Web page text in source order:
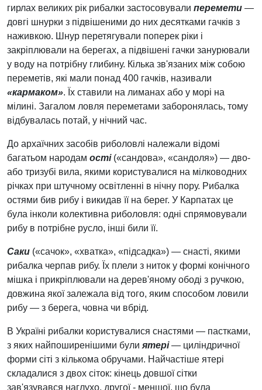
гирлах великих рік рибалки застосовували перемети —
довгі шнурки з підвішеними до них десятками гачків з
наживкою. Шнур перетягували поперек ріки і
закріплювали на берегах, а підвішені гачки занурювали
у воду на потрібну глибину. Кілька зв'язаних між собою
переметів, які мали понад 400 гачків, називали
«кармаком». Їх ставили на лиманах або у морі на
мілині. Загалом ловля переметами заборонялась, тому
відбувалась потай, у нічний час.
До архаїчних засобів риболовлі належали відомі
багатьом народам ості(«сандова», «сандоля») — дво-
або тризубі вила, якими користувалися на мілководних
річках при штучному освітленні в нічну пору. Рибалка
остями бив рибу і викидав її на берег. У Карпатах це
була інколи колективна риболовля: одні спрямовували
рибу в потрібне русло, інші били її.
Саки («сачок», «хватка», «підсадка») — снасті, якими
рибалка черпав рибу. Їх плели з ниток у формі конічного
мішка і прикріплювали на дерев'яному ободі з ручкою,
довжина якої залежала від того, яким способом ловили
рибу — з берега, човна чи вбрід.
В Україні рибалки користувалися снастями — пастками,
з яких найпоширенішими були ятері— циліндричної
форми сіті з кількома обручами. Найчастіше ятері
складалися з двох сіток: кінець довшої сітки
зав'язувався наглухо, другої - меншої, що була